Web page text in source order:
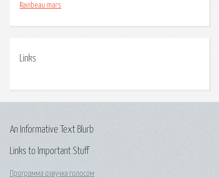
Rainbeau mars
Links
Links to Important Stuff
Программа озвучка голосом
An Informative Text Blurb